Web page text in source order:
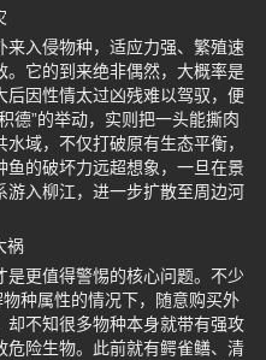
来入侵物种，适应力强、繁殖速
。它的到来绝非偶然，大概率是
因性情太过凶残难以驾驭，便
德”的举动，实则把一头能撕肉
域，不仅打破原有生态平衡，
的破坏力远超想象，一旦在景
入柳江，进一步扩散至周边河
祸
更值得警惕的核心问题。不少
种属性的情况下，随意购买外
不知很多物种本身就带有强攻
危险生物。此前就有鳄雀鳝、清